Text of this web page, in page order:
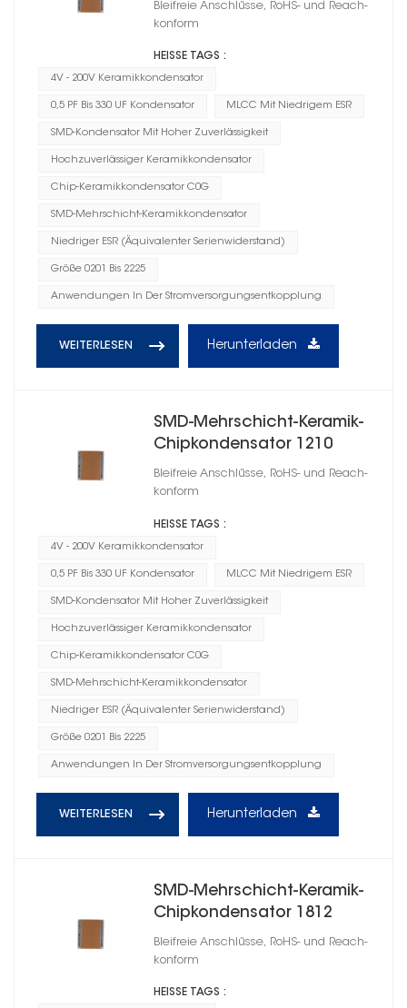
Bleifreie Anschlüsse, RoHS- und Reach-
konform
HEISSE TAGS :
4V - 200V Keramikkondensator
0,5 PF Bis 330 UF Kondensator MLCC Mit Niedrigem ESR
SMD-Kondensator Mit Hoher Zuverlässigkeit
Hochzuverlässiger Keramikkondensator
Chip-Keramikkondensator C0G
SMD-Mehrschicht-Keramikkondensator
Niedriger ESR (Äquivalenter Serienwiderstand)
Größe 0201 Bis 2225
Anwendungen In Der Stromversorgungsentkopplung
WEITERLESEN Herunterladen
SMD-Mehrschicht-Keramik-
Chipkondensator 1210
Bleifreie Anschlüsse, RoHS- und Reach-
konform
HEISSE TAGS :
4V - 200V Keramikkondensator
0,5 PF Bis 330 UF Kondensator MLCC Mit Niedrigem ESR
SMD-Kondensator Mit Hoher Zuverlässigkeit
Hochzuverlässiger Keramikkondensator
Chip-Keramikkondensator C0G
SMD-Mehrschicht-Keramikkondensator
Niedriger ESR (Äquivalenter Serienwiderstand)
Größe 0201 Bis 2225
Anwendungen In Der Stromversorgungsentkopplung
WEITERLESEN Herunterladen
SMD-Mehrschicht-Keramik-
Chipkondensator 1812
Bleifreie Anschlüsse, RoHS- und Reach-
konform
HEISSE TAGS :